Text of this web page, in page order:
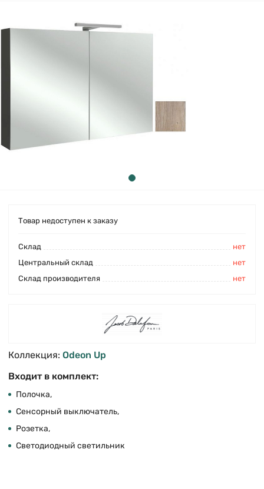
Товар недоступен к заказу
Cклад
нет
Центральный склад
нет
Склад производителя
нет
Коллекция: Odeon Up
Входит в комплект:
Полочка,
Сенсорный выключатель,
Розетка,
Светодиодный светильник